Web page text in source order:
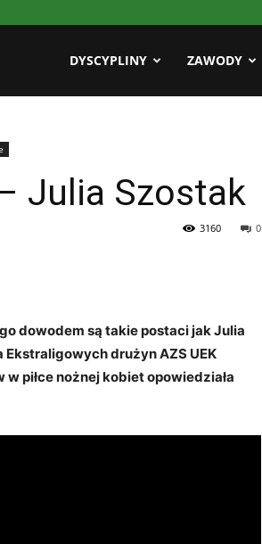
DYSCYPLINY ZAWODY
Julia Szostak
0
3160
dowodem są takie postaci jak Julia
drużyn AZS UEK
w piłce nożnej kobiet opowiedziała